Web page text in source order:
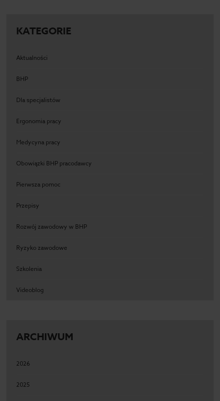
KATEGORIE
Aktualności
BHP
Dla specjalistów
Ergonomia pracy
Medycyna pracy
Obowiązki BHP pracodawcy
Pierwsza pomoc
Przepisy
Rozwój zawodowy w BHP
Ryzyko zawodowe
Szkolenia
Videoblog
ARCHIWUM
2026
2025